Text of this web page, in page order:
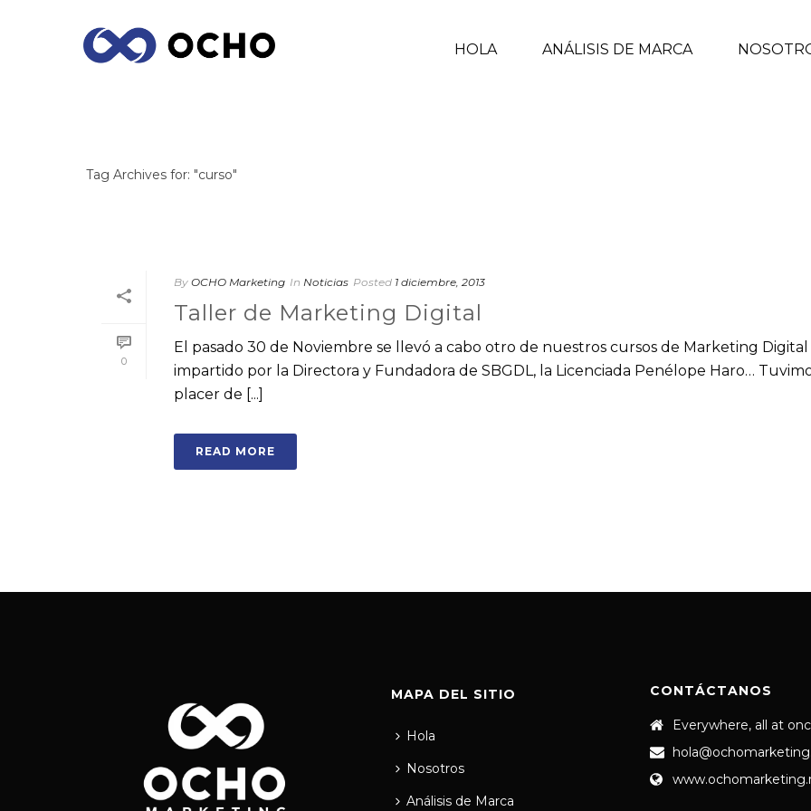
HOLA ANÁLISIS DE MARCA
Tag Archives for: "curso"
0
By OCHO Marketing In Noticias Posted 1 diciembre, 2013
Taller de Marketing Digital
El pasado 30 de Noviembre se llevó a cabo otro de nuestros cursos de Marketing Digital
impartido por la Directora y Fundadora de SBGDL, la Licenciada Penélope Haro…
placer de [...]
READ MORE
MAPA DEL SITIO
Hola
Nosotros
Análisis de Marca
CONTÁCTANOS
Everywhere, all at